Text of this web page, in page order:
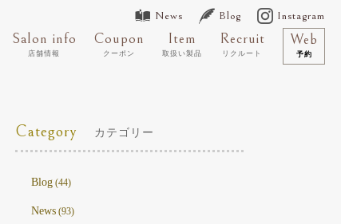
News Blog Instagram
Salon info
店舗情報
Coupon
クーポン
Item
取扱い製品
Recruit
リクルート
Web
予約
Category カテゴリー
Blog (44)
News (93)